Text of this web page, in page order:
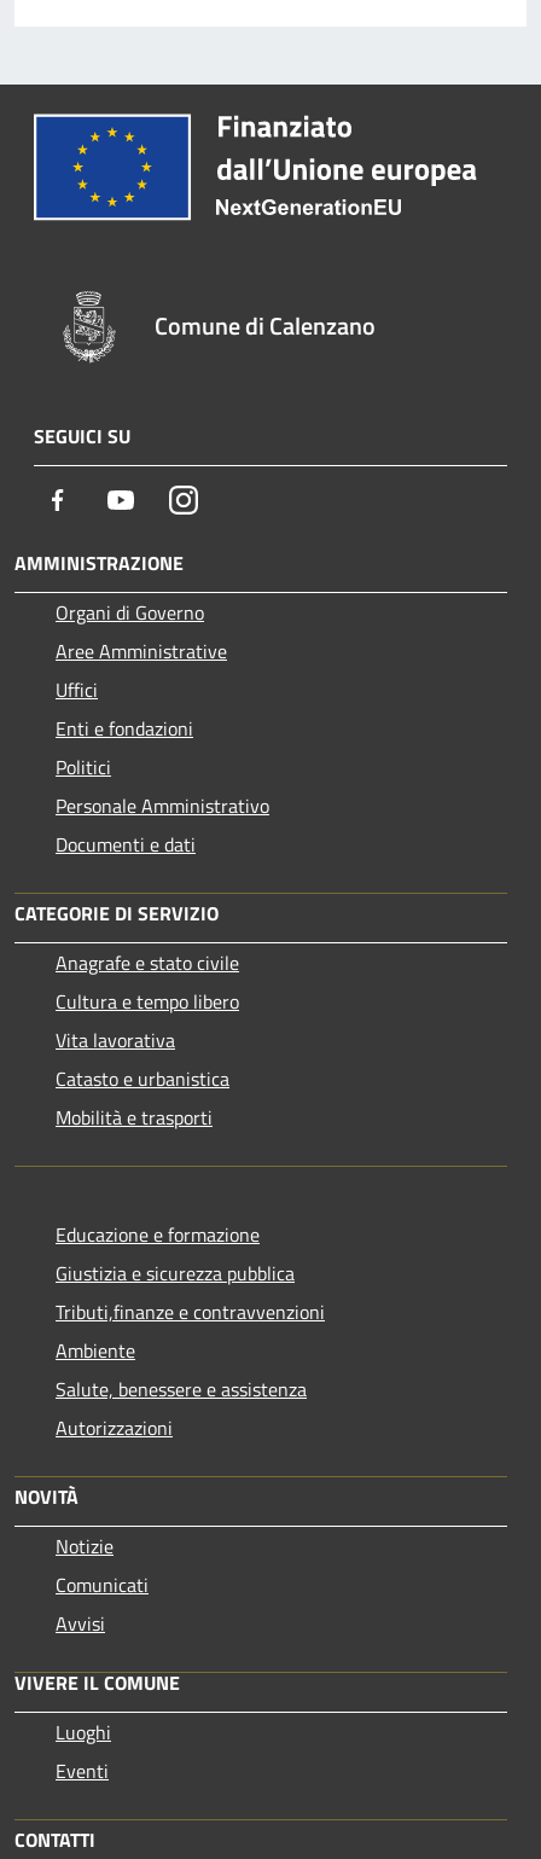
Comune di Calenzano
SEGUICI SU
Facebook YoutubeInstagram
AMMINISTRAZIONE
Organi di Governo
Aree Amministrative
Uffici
Enti e fondazioni
Politici
Personale Amministrativo
Documenti e dati
CATEGORIE DI SERVIZIO
Anagrafe e stato civile
Cultura e tempo libero
Vita lavorativa
Catasto e urbanistica
Mobilità e trasporti
Educazione e formazione
Giustizia e sicurezza pubblica
Tributi,finanze e contravvenzioni
Ambiente
Salute, benessere e assistenza
Autorizzazioni
NOVITÀ
Notizie
Comunicati
Avvisi
VIVERE IL COMUNE
Luoghi
Eventi
CONTATTI